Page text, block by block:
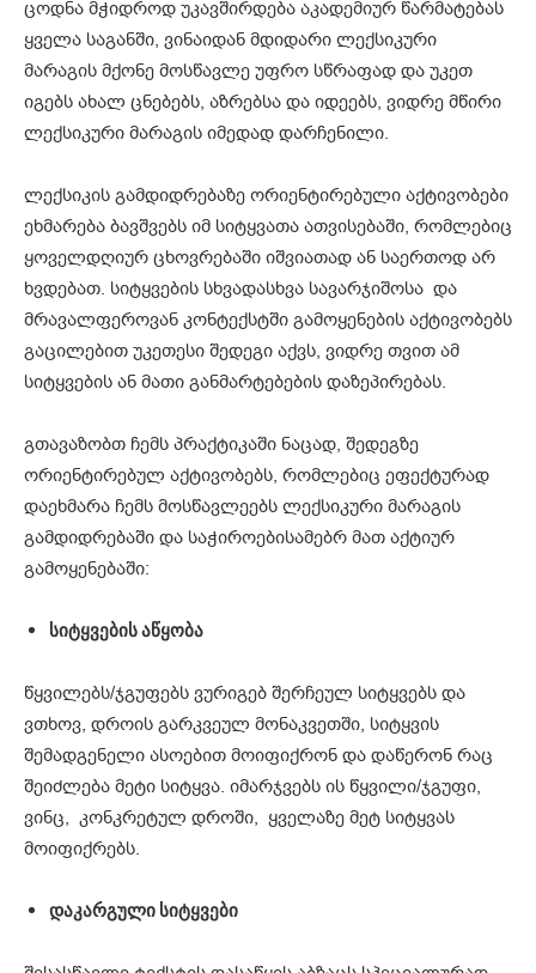
ცოდნა მჭიდროდ უკავშირდება აკადემიურ წარმატებას
ყველა საგანში, ვინაიდან მდიდარი ლექსიკური
მარაგის მქონე მოსწავლე უფრო სწრაფად და უკეთ
იგებს ახალ ცნებებს, აზრებსა და იდეებს, ვიდრე მწირი
ლექსიკური მარაგის იმედად დარჩენილი.
ლექსიკის გამდიდრებაზე ორიენტირებული აქტივობები
ეხმარება ბავშვებს იმ სიტყვათა ათვისებაში, რომლებიც
ყოველდღიურ ცხოვრებაში იშვიათად ან საერთოდ არ
ხვდებათ. სიტყვების სხვადასხვა სავარჯიშოსა და
მრავალფეროვან კონტექსტში გამოყენების აქტივობებს
გაცილებით უკეთესი შედეგი აქვს, ვიდრე თვით ამ
სიტყვების ან მათი განმარტებების დაზეპირებას.
გთავაზობთ ჩემს პრაქტიკაში ნაცად, შედეგზე
ორიენტირებულ აქტივობებს, რომლებიც ეფექტურად
დაეხმარა ჩემს მოსწავლეებს ლექსიკური მარაგის
გამდიდრებაში და საჭიროებისამებრ მათ აქტიურ
გამოყენებაში:
სიტყვებისაწყობა
წყვილებს/ჯგუფებს ვურიგებ შერჩეულ სიტყვებს და
ვთხოვ, დროის გარკვეულ მონაკვეთში, სიტყვის
შემადგენელი ასოებით მოიფიქრონ და დაწერონ რაც
შეიძლება მეტი სიტყვა. იმარჯვებს ის წყვილი/ჯგუფი,
ვინც, კონკრეტულ დროში, ყველაზე მეტ სიტყვას
მოიფიქრებს.
დაკარგული სიტყვები